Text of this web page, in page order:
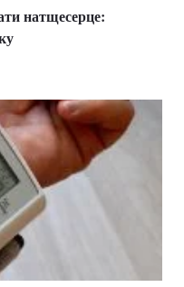
натщесерце: